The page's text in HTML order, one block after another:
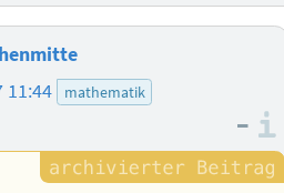
11:44 mathematik
–